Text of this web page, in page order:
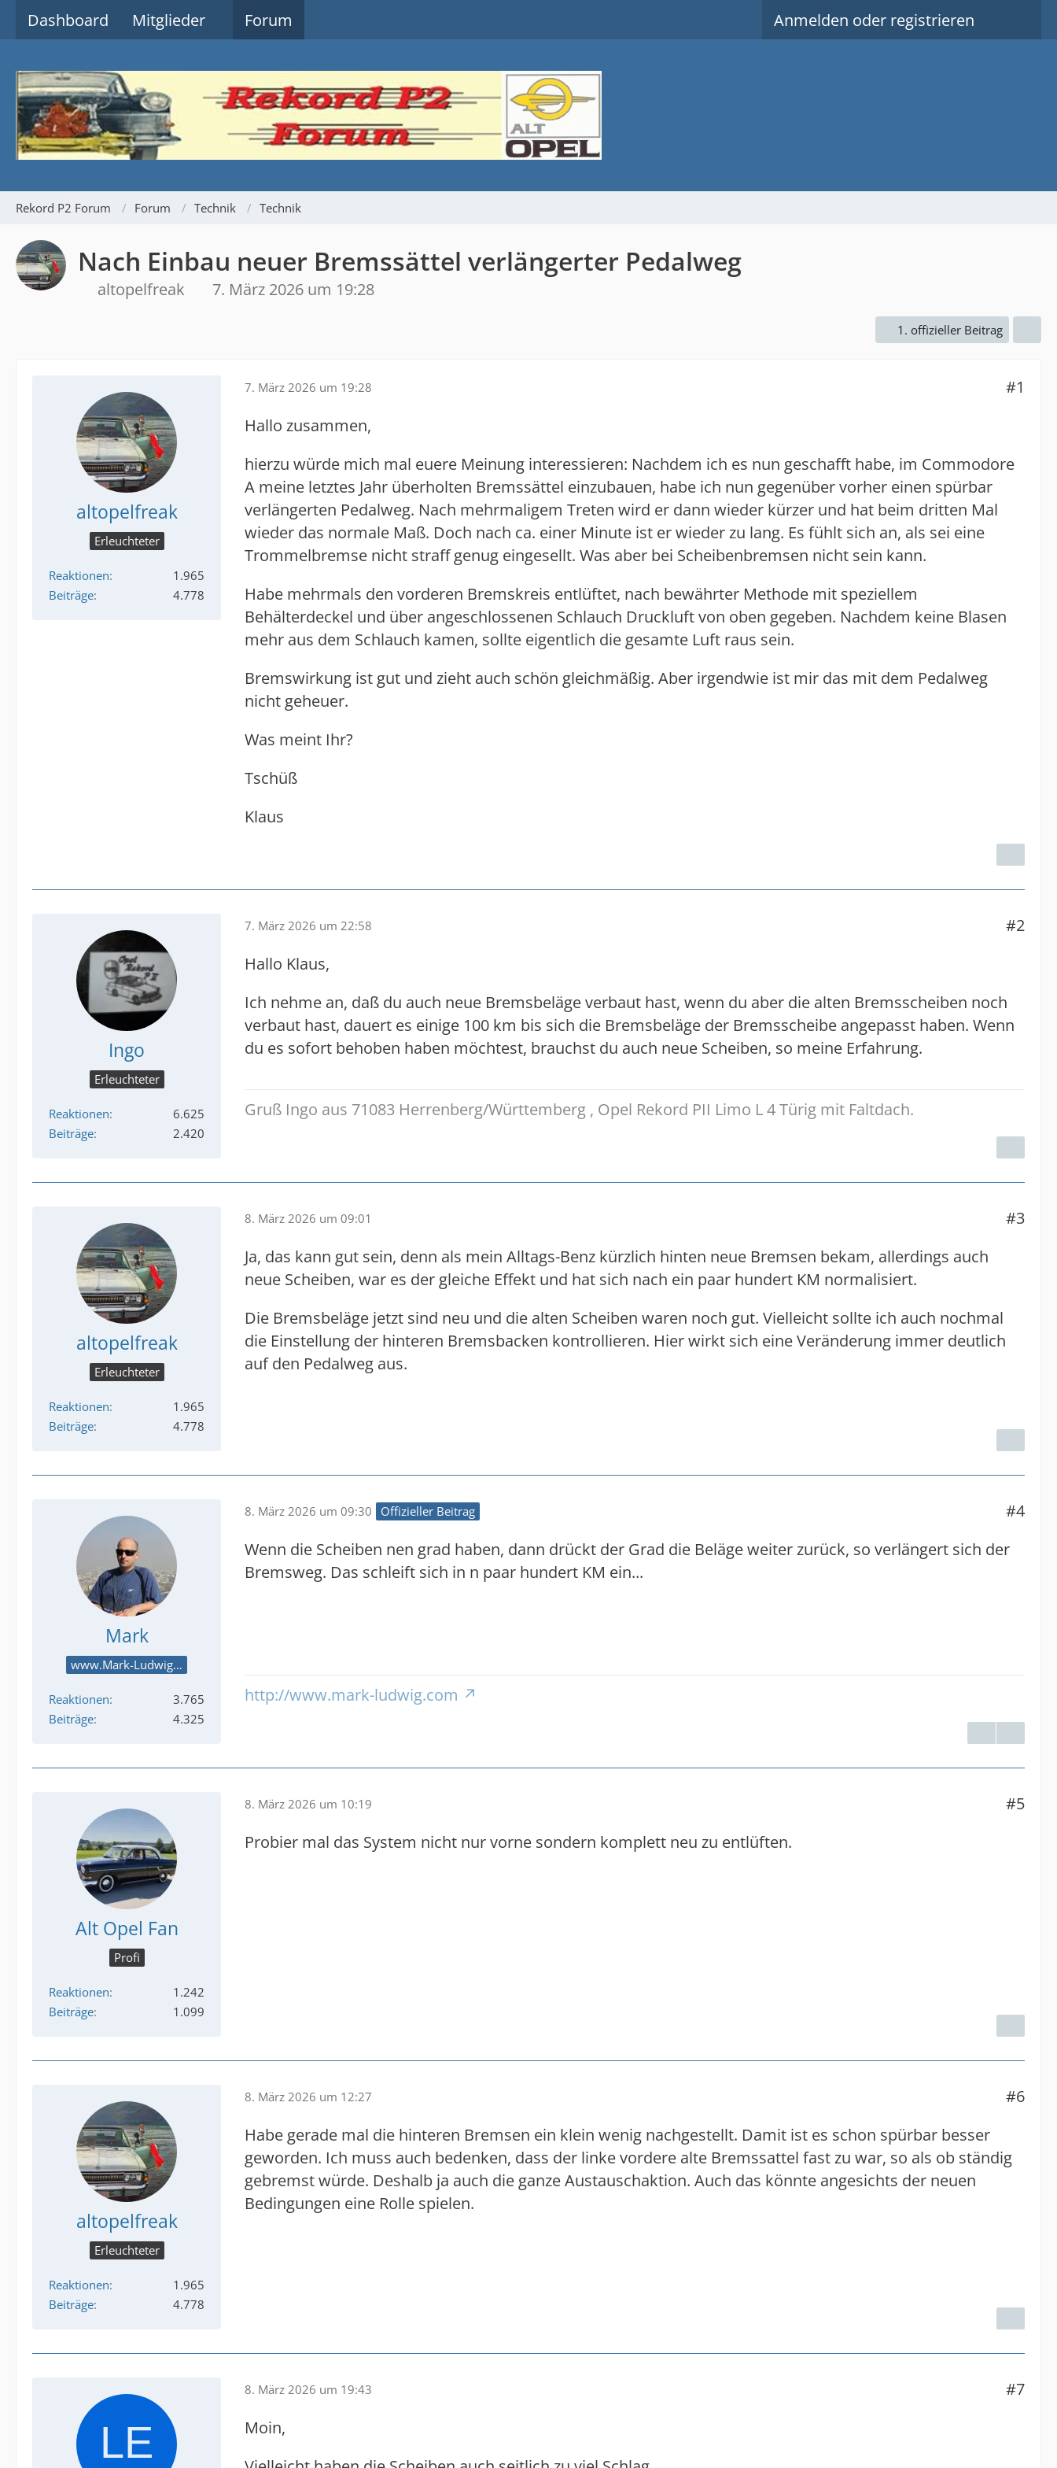
Dashboard Mitglieder Forum Anmelden oder registrieren
Rekord P2 Forum Forum Technik Technik
Nach Einbau neuer Bremssättel verlängerter Pedalweg
altopelfreak 7. März 2026 um 19:28
1. offizieller Beitrag
altopelfreak
Erleuchteter
Reaktionen
1.965
Beiträge
4.778
7. März 2026 um 19:28
#1
Hallo zusammen,
hierzu würde mich mal euere Meinung interessieren: Nachdem ich es nun geschafft habe, im Commodore
A meine letztes Jahr überholten Bremssättel einzubauen, habe ich nun gegenüber vorher einen spürbar
verlängerten Pedalweg. Nach mehrmaligem Treten wird er dann wieder kürzer und hat beim dritten Mal
wieder das normale Maß. Doch nach ca. einer Minute ist er wieder zu lang. Es fühlt sich an, als sei eine
Trommelbremse nicht straff genug eingesellt. Was aber bei Scheibenbremsen nicht sein kann.
Habe mehrmals den vorderen Bremskreis entlüftet, nach bewährter Methode mit speziellem
Behälterdeckel und über angeschlossenen Schlauch Druckluft von oben gegeben. Nachdem keine Blasen
mehr aus dem Schlauch kamen, sollte eigentlich die gesamte Luft raus sein.
Bremswirkung ist gut und zieht auch schön gleichmäßig. Aber irgendwie ist mir das mit dem Pedalweg
nicht geheuer.
Was meint Ihr?
Tschüß
Klaus
Ingo
Erleuchteter
Reaktionen
6.625
Beiträge
2.420
7. März 2026 um 22:58
#2
Hallo Klaus,
Ich nehme an, daß du auch neue Bremsbeläge verbaut hast, wenn du aber die alten Bremsscheiben noch
verbaut hast, dauert es einige 100 km bis sich die Bremsbeläge der Bremsscheibe angepasst haben. Wenn
du es sofort behoben haben möchtest, brauchst du auch neue Scheiben, so meine Erfahrung.
Gruß Ingo aus 71083 Herrenberg/Württemberg , Opel Rekord PII Limo L 4 Türig mit Faltdach.
altopelfreak
Erleuchteter
Reaktionen
1.965
Beiträge
4.778
8. März 2026 um 09:01
#3
Ja, das kann gut sein, denn als mein Alltags-Benz kürzlich hinten neue Bremsen bekam, allerdings auch
neue Scheiben, war es der gleiche Effekt und hat sich nach ein paar hundert KM normalisiert.
Die Bremsbeläge jetzt sind neu und die alten Scheiben waren noch gut. Vielleicht sollte ich auch nochmal
die Einstellung der hinteren Bremsbacken kontrollieren. Hier wirkt sich eine Veränderung immer deutlich
auf den Pedalweg aus.
Mark
www.Mark-Ludwig.com
Reaktionen
3.765
Beiträge
4.325
8. März 2026 um 09:30 Offizieller Beitrag
#4
Wenn die Scheiben nen grad haben, dann drückt der Grad die Beläge weiter zurück, so verlängert sich der
Bremsweg. Das schleift sich in n paar hundert KM ein...
http://www.mark-ludwig.com
Alt Opel Fan
Profi
Reaktionen
1.242
Beiträge
1.099
8. März 2026 um 10:19
#5
Probier mal das System nicht nur vorne sondern komplett neu zu entlüften.
altopelfreak
Erleuchteter
Reaktionen
1.965
Beiträge
4.778
8. März 2026 um 12:27
#6
Habe gerade mal die hinteren Bremsen ein klein wenig nachgestellt. Damit ist es schon spürbar besser
geworden. Ich muss auch bedenken, dass der linke vordere alte Bremssattel fast zu war, so als ob ständig
gebremst würde. Deshalb ja auch die ganze Austauschaktion. Auch das könnte angesichts der neuen
Bedingungen eine Rolle spielen.
8. März 2026 um 19:43
#7
Moin,